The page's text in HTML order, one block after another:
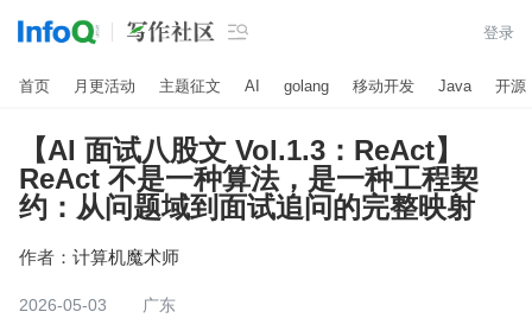
 登录
首页 月更活动 主题征文 AI golang 移动开发 Java 开源
【AI 面试八股文 Vol.1.3：ReAct】
ReAct 不是一种算法，是一种工程契
约：从问题域到面试追问的完整映射
作者： 计算机魔术师
2026-05-03
广东